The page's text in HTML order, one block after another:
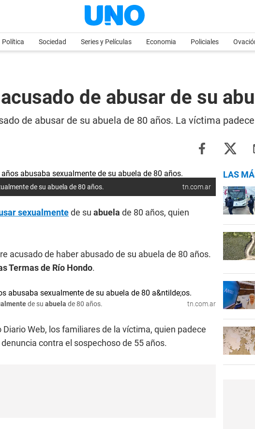
Política Sociedad Series y Películas Economia Policiales
de abusar de su
de abusar de su abuela de 80 años. La víctima
de su abuela de 80 años. tn.com.ar
sexualmentede su abuela de 80 años, quien
acusado de haber abusado de su abuela de 80 años.
Termas de Río Hondo.
de su abuela de 80 años. tn.com.ar
Web, los familiares de la víctima, quien padece
contra el sospechoso de 55 años.
LAS